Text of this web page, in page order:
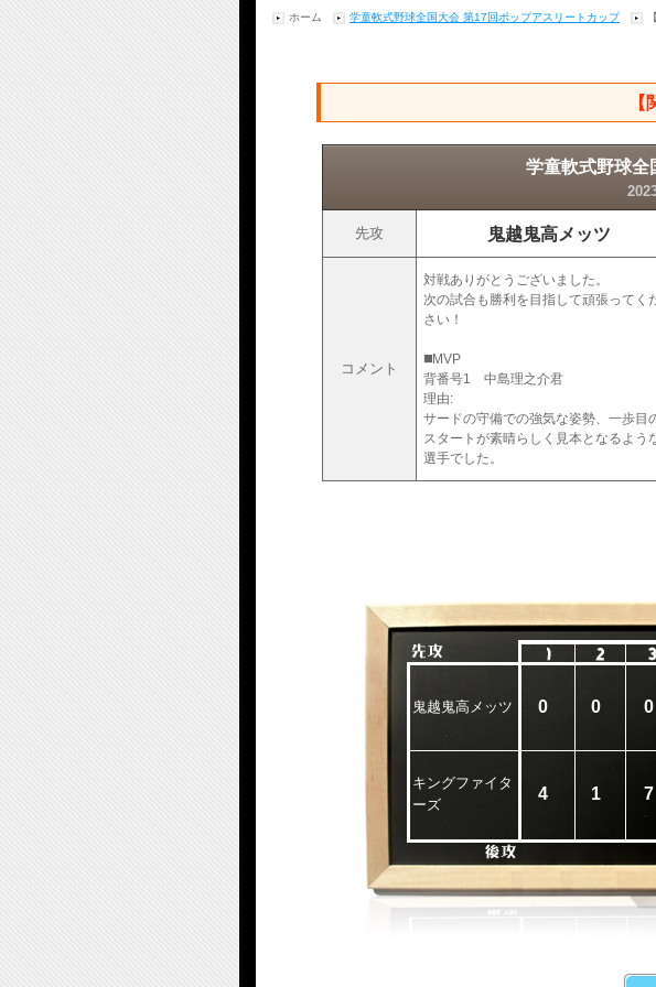
ホーム 学童軟式野球全国大会 第17回ポップアスリートカップ
学童軟式野球全
先攻 鬼越鬼高メッツ
コメント
対戦ありがとうございました。
次の試合も勝利を目指して頑張ってく
さい！
◼️MVP
背番号1 中島理之介君
理由:
サードの守備での強気な姿勢、一歩目
スタートが素晴らしく見本となるよう
選手でした。
鬼越鬼高メッツ 0 0 0
キングファイタ
ーズ
4 1 7